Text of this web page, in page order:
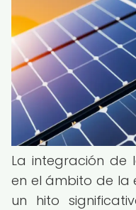
La integración de
en el ámbito de
un hito